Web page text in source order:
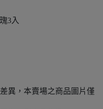
3入
異，本賣場之商品圖片僅